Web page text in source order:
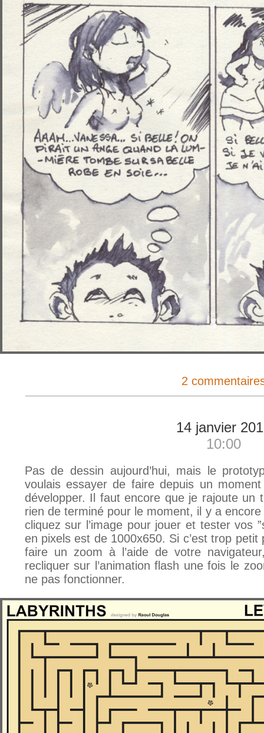
2
14 janvier
10:00
Pas de dessin aujourd’hui, mais le
voulais essayer de faire depuis un
développer. Il faut encore que je rajoute un
rien de terminé pour le moment, il y a
cliquez sur l’image pour jouer et tester vos
en pixels est de 1000x650. Si c’est trop
faire un zoom à l’aide de votre
recliquer sur l’animation flash une fois le
ne pas fonctionner.